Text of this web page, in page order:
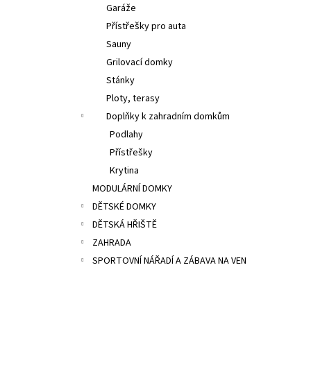
Garáže
Přístřešky pro auta
Sauny
Grilovací domky
Stánky
Ploty, terasy
Doplňky k zahradním domkům
Podlahy
Přístřešky
Krytina
MODULÁRNÍ DOMKY
DĚTSKÉ DOMKY
DĚTSKÁ HŘIŠTĚ
ZAHRADA
SPORTOVNÍ NÁŘADÍ A ZÁBAVA NA VEN
DĚTSKÝ DOMEK TOBY 2,1 M² SET S
HOUPAČKOU
26 500 Kč
Původně:29 000 Kč